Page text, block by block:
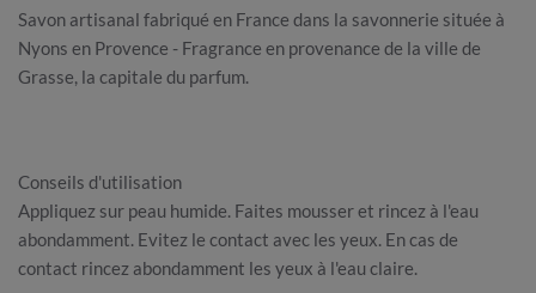
Savon artisanal fabriqué en France dans la savonnerie située à
Nyons en Provence - Fragrance en provenance de la ville de
Grasse, la capitale du parfum.
Conseils d'utilisation
Appliquez sur peau humide. Faites mousser et rincez à l'eau
abondamment. Evitez le contact avec les yeux. En cas de
contact rincez abondamment les yeux à l'eau claire.